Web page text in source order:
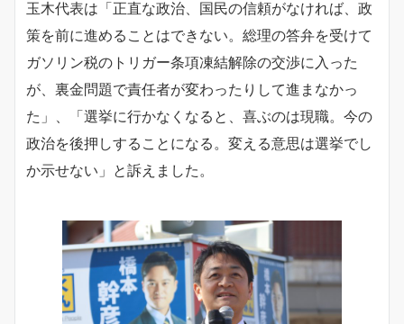
玉木代表は「正直な政治、国民の信頼がなければ、政
策を前に進めることはできない。総理の答弁を受けて
ガソリン税のトリガー条項凍結解除の交渉に入った
が、裏金問題で責任者が変わったりして進まなかっ
た」、「選挙に行かなくなると、喜ぶのは現職。今の
政治を後押しすることになる。変える意思は選挙でし
か示せない」と訴えました。